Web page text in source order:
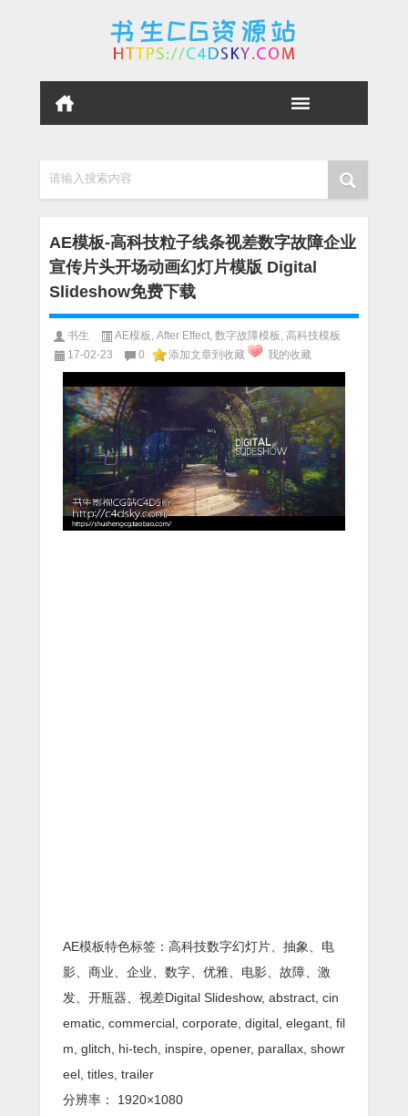
请输入搜索内容
AE模板-高科技粒子线条视差数字故障企业
宣传片头开场动画幻灯片模版 Digital
Slideshow免费下载
书生 AE模板 After Effect 数字故障模板 高科技模板
17-02-23
0 添加文章到收藏 我的收藏
AE模板特色标签：高科技数字幻灯片、抽象、电
影、商业、企业、数字、优雅、电影、故障、激
发、开瓶器、视差Digital Slideshow, abstract, cin
ematic, commercial, corporate, digital, elegant, fil
m, glitch, hi-tech, inspire, opener, parallax, showr
eel, titles, trailer
分辨率： 1920×1080